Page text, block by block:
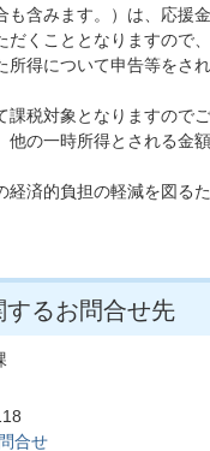
も含みます。）は、応
だくこととなりますので
所得について申告等をさ
課税対象となりますので
他の一時所得とされる金
経済的負担の軽減を図る
するお問合せ先
合せ